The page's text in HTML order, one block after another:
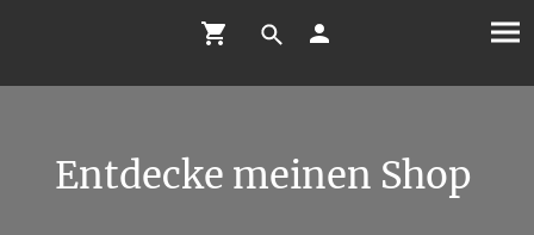
Entdecke meinen Shop